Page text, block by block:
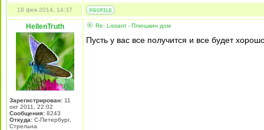
18 фев 2014, 14:37
HellenTruth
Зарегистрирован: 11
окт 2011, 22:02
Сообщения: 8243
Откуда: С-Петербург,
Стрельна
Re: Lissant - Плюшкин дом
Пусть у вас все получится и все будет